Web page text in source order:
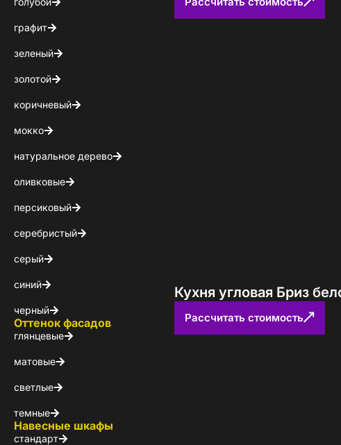
графит
зеленый
золотой
коричневый
мокко
натуральное дерево
оливковые
персиковый
серебристый
серый
синий
черный
Оттенок фасадов
глянцевые
матовые
светлые
темные
Навесные шкафы
стандарт
Кухня угловая Бриз
Рассчитать стоимость